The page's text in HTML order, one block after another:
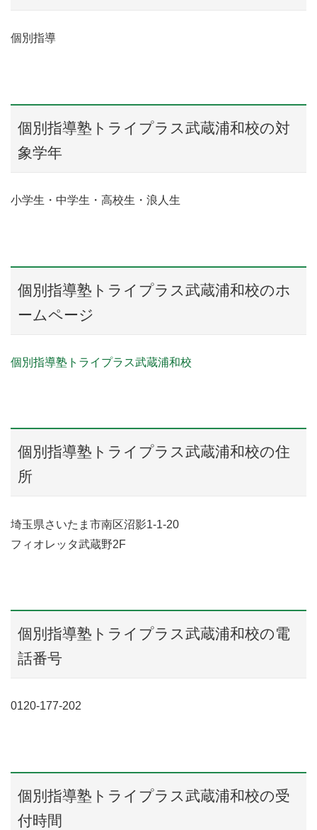
個別指導
個別指導塾トライプラス武蔵浦和校の対
象学年
小学生・中学生・高校生・浪人生
個別指導塾トライプラス武蔵浦和校のホ
ームページ
個別指導塾トライプラス武蔵浦和校
個別指導塾トライプラス武蔵浦和校の住
所
埼玉県さいたま市南区沼影1-1-20
フィオレッタ武蔵野2F
個別指導塾トライプラス武蔵浦和校の電
話番号
0120-177-202
個別指導塾トライプラス武蔵浦和校の受
付時間